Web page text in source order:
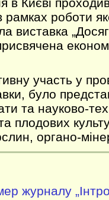
роботи
виставка
участь у
було
та науково-
плодових
органо-
журналу